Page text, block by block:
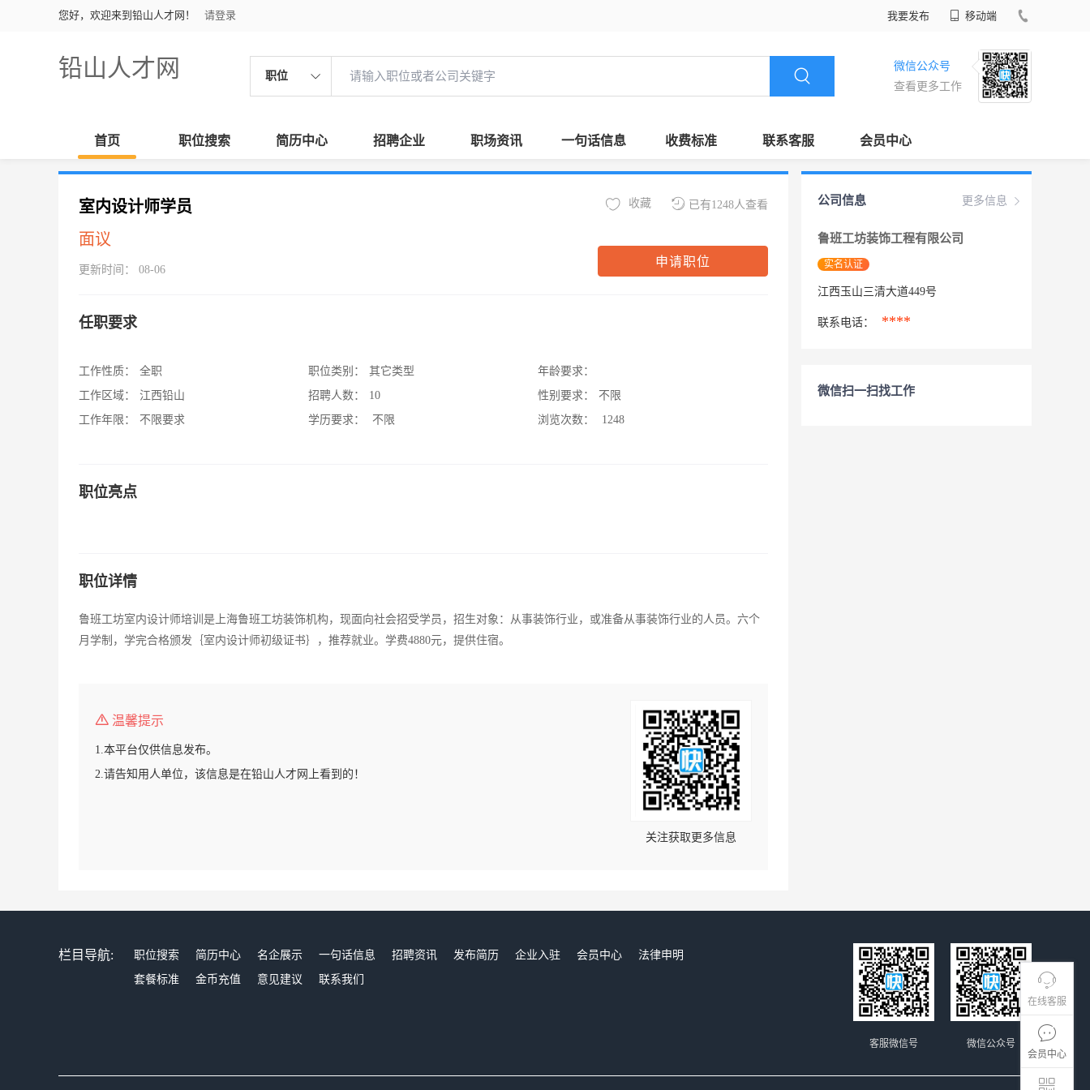
您好，欢迎来到铅山人才网！ 请登录 我要发布 移动端
铅山人才网 职位
微信公众号
查看更多工作
首页 职位搜索 简历中心 招聘企业 职场资讯 一句话信息 收费标准 联系客服 会员中心
在线客服
会员中心
室内设计师学员
面议
更新时间： 08-06
已有1248人查看
收藏
申请职位
任职要求
工作性质：
全职
工作区域：
江西铅山
工作年限：
不限要求
职位类别：
其它类型
招聘人数：
10
学历要求：
不限
年龄要求：
性别要求：
不限
浏览次数：
1248
职位亮点
职位详情
鲁班工坊室内设计师培训是上海鲁班工坊装饰机构，现面向社会招受学员，招生对象：从事装饰行业，或准备从事装饰行业的人员。六个
月学制，学完合格颁发｛室内设计师初级证书｝，推荐就业。学费4880元，提供住宿。
温馨提示
1.本平台仅供信息发布。
2.请告知用人单位，该信息是在铅山人才网上看到的！
关注获取更多信息
更多信息
公司信息
鲁班工坊装饰工程有限公司
实名认证
江西玉山三清大道449号
联系电话： ****
微信扫一扫找工作
栏目导航: 职位搜索 简历中心 名企展示 一句话信息 招聘资讯 发布简历 企业入驻 会员中心
法律申明
套餐标准
金币充值 意见建议 联系我们
微信公众号
客服微信号